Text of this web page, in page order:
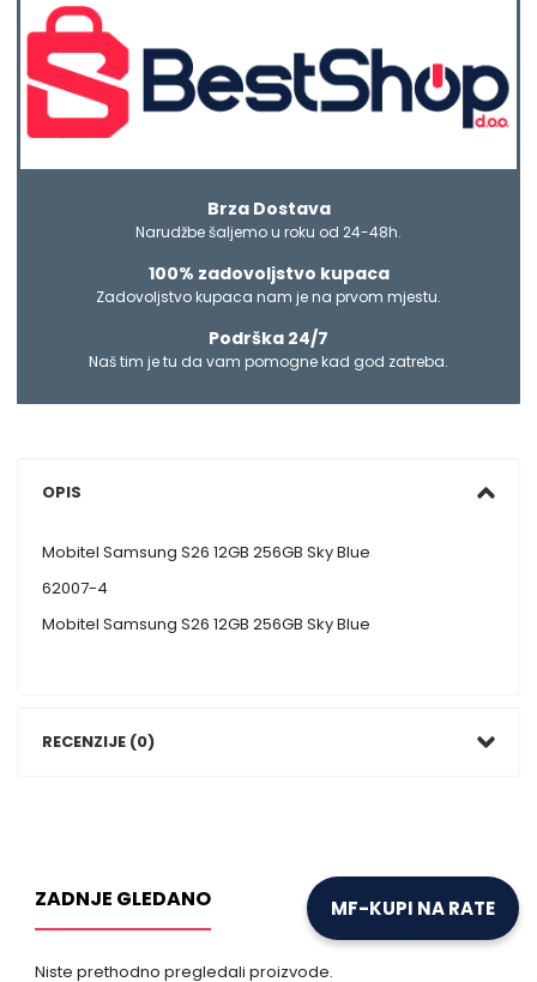
Brza Dostava
Narudžbe šaljemo u roku od 24-48h.
100% zadovoljstvo kupaca
Zadovoljstvo kupaca nam je na prvom mjestu.
Podrška 24/7
Naš tim je tu da vam pomogne kad god zatreba.
OPIS
Mobitel Samsung S26 12GB 256GB Sky Blue
62007-4
Mobitel Samsung S26 12GB 256GB Sky Blue
RECENZIJE (0)
ZADNJE GLEDANO
Niste prethodno pregledali proizvode.
MF-KUPI NA RATE